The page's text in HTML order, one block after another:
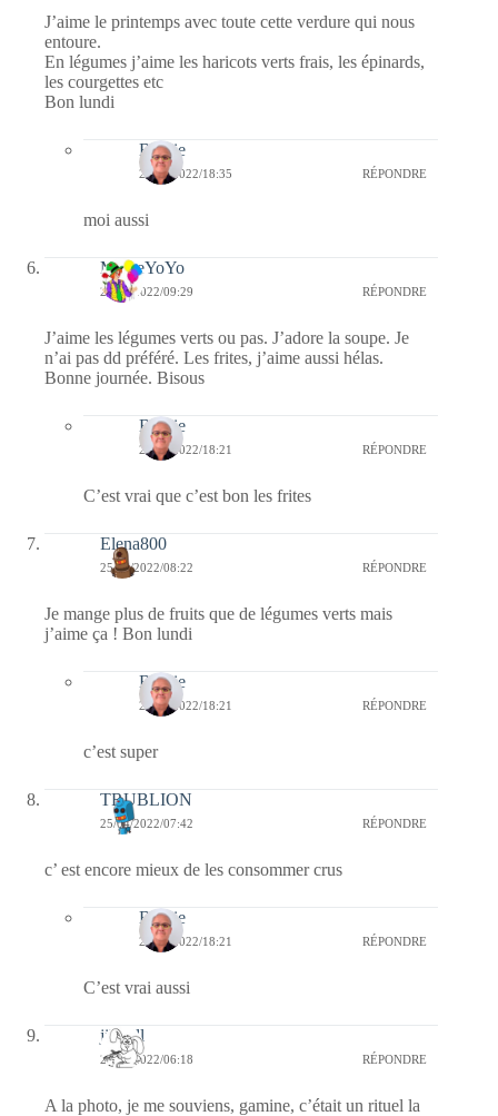
J’aime le printemps avec toute cette verdure qui nous
entoure.
En légumes j’aime les haricots verts frais, les épinards,
les courgettes etc
Bon lundi
Bernie
28/04/2022/18:35 RÉPONDRE
moi aussi
MemeYoYo
25/04/2022/09:29 RÉPONDRE
J’aime les légumes verts ou pas. J’adore la soupe. Je
n’ai pas dd préféré. Les frites, j’aime aussi hélas.
Bonne journée. Bisous
Bernie
29/04/2022/18:21 RÉPONDRE
C’est vrai que c’est bon les frites
Elena800
25/04/2022/08:22 RÉPONDRE
Je mange plus de fruits que de légumes verts mais
j’aime ça ! Bon lundi
Bernie
29/04/2022/18:21 RÉPONDRE
c’est super
TRUBLION
25/04/2022/07:42 RÉPONDRE
c’ est encore mieux de les consommer crus
Bernie
29/04/2022/18:21 RÉPONDRE
C’est vrai aussi
jill bill
25/04/2022/06:18 RÉPONDRE
A la photo, je me souviens, gamine, c’était un rituel la